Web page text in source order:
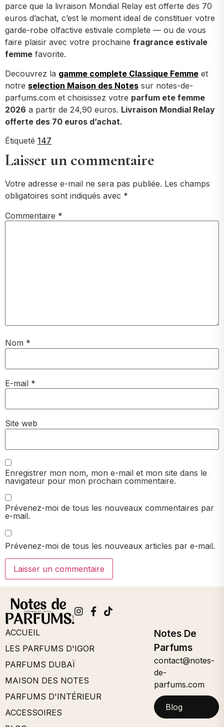
parce que la livraison Mondial Relay est offerte des 70
euros d’achat, c’est le moment ideal de constituer votre
garde-robe olfactive estivale complete — ou de vous
faire plaisir avec votre prochaine fragrance estivale
femme favorite.
Decouvrez la gamme complete Classique Femme et
notre selection Maison des Notes sur notes-de-
parfums.com et choisissez votre parfum ete femme
2026 a partir de 24,90 euros. Livraison Mondial Relay
offerte des 70 euros d’achat.
Étiqueté 147
Laisser un commentaire
Votre adresse e-mail ne sera pas publiée. Les champs
obligatoires sont indiqués avec *
Commentaire *
Nom *
E-mail *
Site web
Enregistrer mon nom, mon e-mail et mon site dans le
navigateur pour mon prochain commentaire.
Prévenez-moi de tous les nouveaux commentaires par
e-mail.
Prévenez-moi de tous les nouveaux articles par e-mail.
ACCUEIL
LES PARFUMS D'IGOR
PARFUMS DUBAÏ
MAISON DES NOTES
PARFUMS D'INTÉRIEUR
ACCESSOIRES
Notes De
Parfums
contact@notes-
de-
parfums.com
Blog